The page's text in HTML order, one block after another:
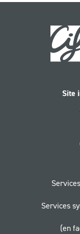
Site
Services
(en